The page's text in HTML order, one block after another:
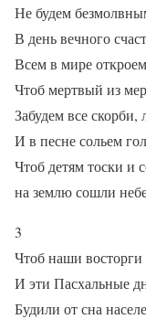
Не будем
В день вечного
Всем в мире
Чтоб мертвый из
Забудем все скорби,
И в песне сольем
Чтоб детям тоски и
на землю сошли
3
Чтоб наши восторги
И эти Пасхальные
Будили от сна